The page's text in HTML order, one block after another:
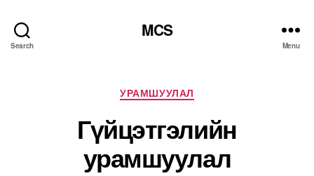
Search
MCS
Menu
Categories
УРАМШУУЛАЛ
Гүйцэтгэлийн
урамшуулал